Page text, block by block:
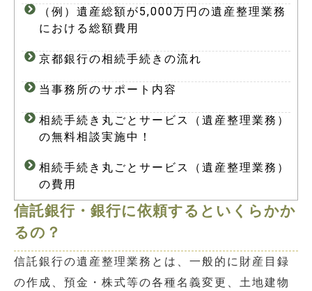
（例）遺産総額が5,000万円の遺産整理業務
における総額費用
京都銀行の相続手続きの流れ
当事務所のサポート内容
相続手続き丸ごとサービス（遺産整理業務）
の無料相談実施中！
相続手続き丸ごとサービス（遺産整理業務）
の費用
信託銀行・銀行に依頼するといくらかか
るの？
信託銀行の遺産整理業務とは、一般的に財産目録
の作成、預金・株式等の各種名義変更、土地建物